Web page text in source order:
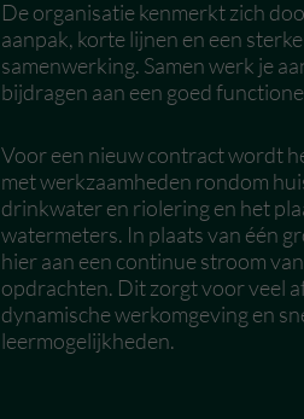
De organisatie kenmerkt zich
aanpak, korte lijnen en een
samenwerking. Samen werk je
bijdragen aan een goed
Voor een nieuw contract wordt
met werkzaamheden rondom
drinkwater en riolering en het
watermeters. In plaats van één
hier aan een continue stroom
opdrachten. Dit zorgt voor veel
dynamische werkomgeving en
leermogelijkheden.